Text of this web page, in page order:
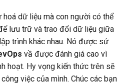
hoá dữ liệu mà con người có thể
lưu trữ và trao đổi dữ liệu giữa
trình khác nhau. Nó được sử
vầ được đánh giá cao vì
hoạt. Hy vọng kiến thức trên sẽ
việc của mình. Chúc các bạn